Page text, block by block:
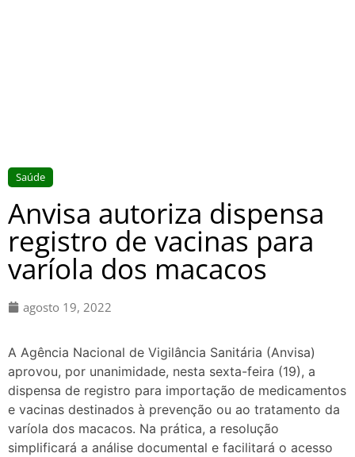
Saúde
Anvisa autoriza dispensa
registro de vacinas para
varíola dos macacos
agosto 19, 2022
A Agência Nacional de Vigilância Sanitária (Anvisa)
aprovou, por unanimidade, nesta sexta-feira (19), a
dispensa de registro para importação de medicamentos
e vacinas destinados à prevenção ou ao tratamento da
varíola dos macacos. Na prática, a resolução
simplificará a análise documental e facilitará o acesso